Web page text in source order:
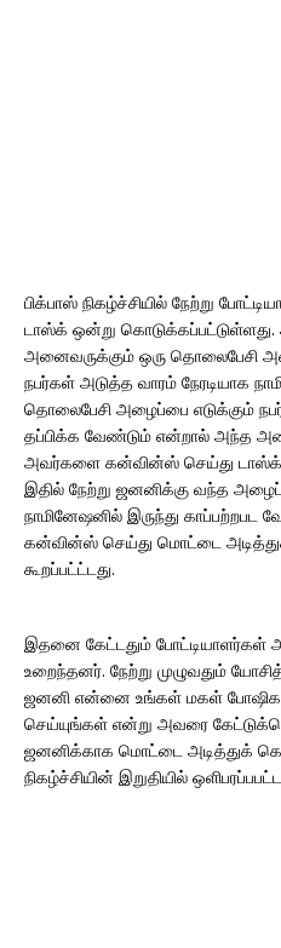
பிக்பாஸ் நிகழ்ச்சியில் நேற்று
டாஸ்க் ஒன்று கொடுக்கப்பட்டுள்ளது.
அனைவருக்கும் ஒரு தொலைபேசி
நபர்கள் அடுத்த வாரம் நேரடியாக
தொலைபேசி அழைப்பை எடுக்கும்
தப்பிக்க வேண்டும் என்றால் அந்த
அவர்களை கன்வின்ஸ் செய்து
இதில் நேற்று ஜனனிக்கு வந்த
நாமினேஷனில் இருந்து காப்பற்றபட
கன்வின்ஸ் செய்து மொட்டை
கூறப்பட்ட்டது.
இதனை கேட்டதும் போட்டியாளர்கள்
உறைந்தனர். நேற்று முழுவதும்
ஜனனி என்னை உங்கள் மகள்
செய்யுங்கள் என்று அவரை
ஜனனிக்காக மொட்டை அடித்துக்
நிகழ்ச்சியின் இறுதியில்